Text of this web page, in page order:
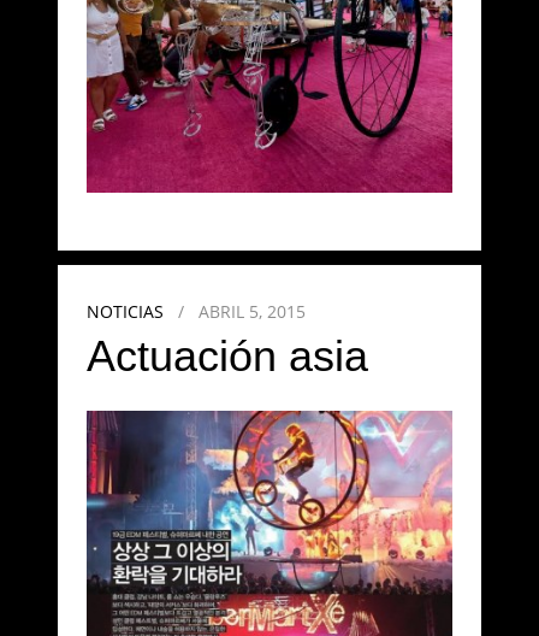
NOTICIAS / ABRIL 5, 2015
Actuación asia